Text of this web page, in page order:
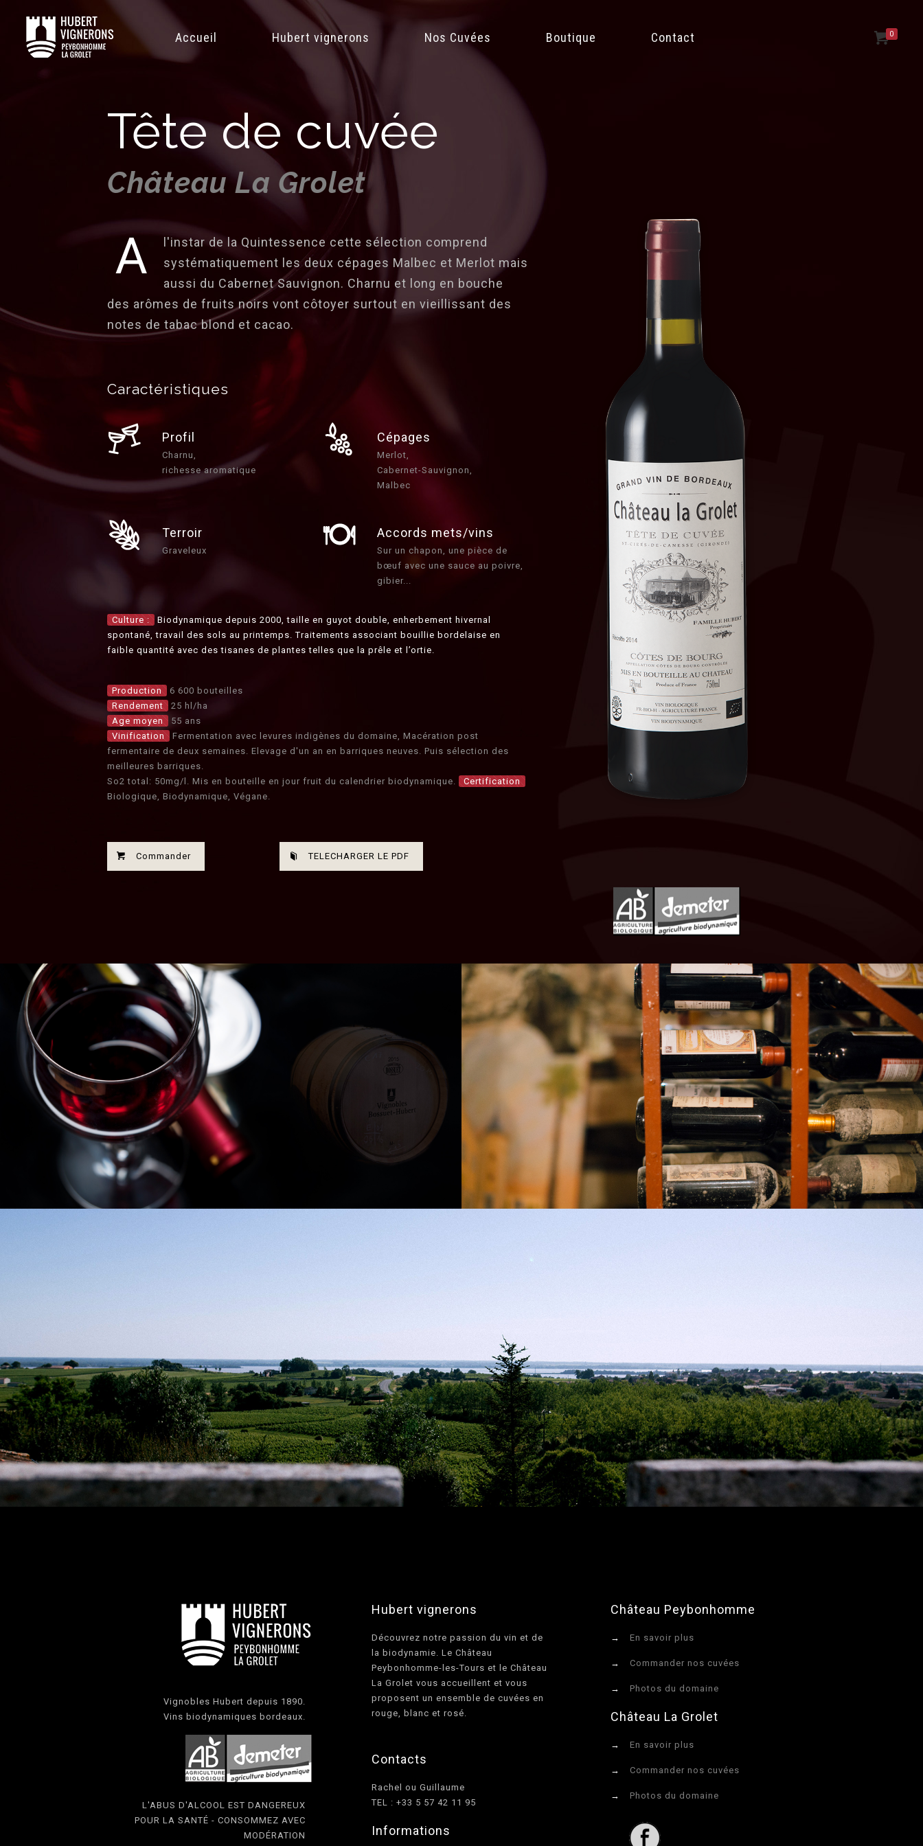
Accueil Hubert vignerons Nos Cuvées Boutique Contact 0
Tête de cuvée
Château La Grolet
A
l'instar de la Quintessence cette sélection comprend
systématiquement les deux cépages Malbec et Merlot mais
aussi du Cabernet Sauvignon. Charnu et long en bouche
des arômes de fruits noirs vont côtoyer surtout en vieillissant des
notes de tabac blond et cacao.
Caractéristiques
Profil
Charnu,
richesse aromatique
Cépages
Merlot,
Cabernet-Sauvignon,
Malbec
Terroir
Graveleux
Accords mets/vins
Sur un chapon, une pièce de
bœuf avec une sauce au poivre,
gibier...
Culture :
Biodynamique depuis 2000, taille en guyot double, enherbement hivernal
spontané, travail des sols au printemps. Traitements associant bouillie bordelaise en
faible quantité avec des tisanes de plantes telles que la prêle et l’ortie.
Production
6 600 bouteilles
Rendement
25 hl/ha
Age moyen
55 ans
Vinification
Fermentation avec levures indigènes du domaine, Macération post
fermentaire de deux semaines. Elevage d'un an en barriques neuves. Puis sélection des
meilleures barriques.
So2 total: 50mg/l. Mis en bouteille en jour fruit du calendrier biodynamique.
Certification
Biologique, Biodynamique, Végane.
Commander TELECHARGER LE PDF
Vignobles Hubert depuis 1890.
Vins biodynamiques bordeaux.
L'ABUS D'ALCOOL EST DANGEREUX
POUR LA SANTÉ - CONSOMMEZ AVEC
MODÉRATION
Hubert vignerons
Découvrez notre passion du vin et de
la biodynamie. Le Château
Peybonhomme-les-Tours et le Château
La Grolet vous accueillent et vous
proposent un ensemble de cuvées en
rouge, blanc et rosé.
Contacts
Rachel ou Guillaume
TEL : +33 5 57 42 11 95
Informations
Château Peybonhomme
→ En savoir plus
→ Commander nos cuvées
→ Photos du domaine
Château La Grolet
→ En savoir plus
→ Commander nos cuvées
→ Photos du domaine